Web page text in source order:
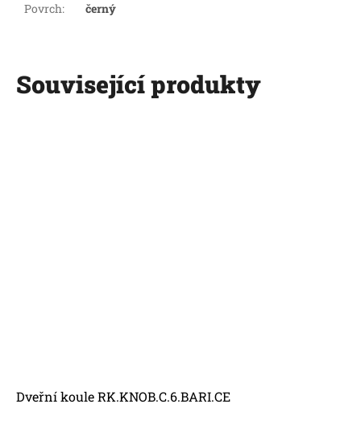
Povrch: černý
Související produkty
Dveřní koule RK.KNOB.C.6.BARI.CE